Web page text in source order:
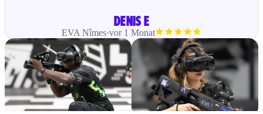
DENIS E
EVA Nîmes·vor 1 Monat